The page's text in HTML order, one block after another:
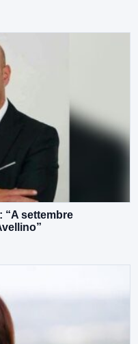
“A settembre